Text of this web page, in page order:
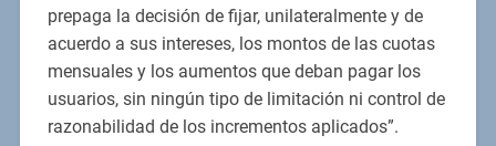
prepaga la decisión de fijar, unilateralmente y de
acuerdo a sus intereses, los montos de las cuotas
mensuales y los aumentos que deban pagar los
usuarios, sin ningún tipo de limitación ni control de
razonabilidad de los incrementos aplicados”.